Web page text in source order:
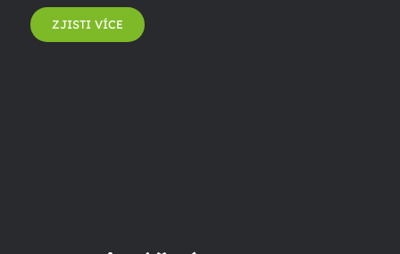
ZJISTI VÍCE